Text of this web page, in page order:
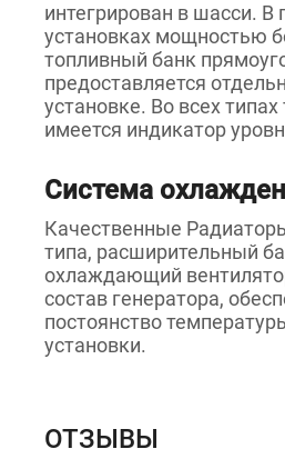
интегрирован в шасси. В
установках мощностью
топливный банк
предоставляется
установке. Во всех
имеется индикатор
Система
Качественные
типа, расширительный
охлаждающий
состав генератора,
постоянство
установки.
ОТЗЫВЫ